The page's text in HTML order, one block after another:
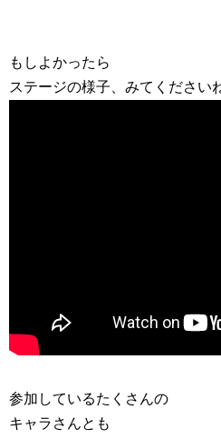
もしよかったら
ステージの様子、みてください
参加しているたくさんの
キャラさんとも